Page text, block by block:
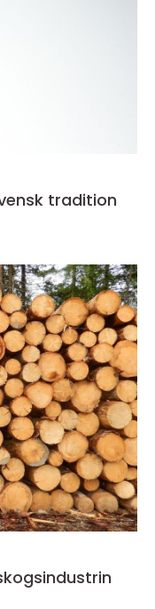
tradition